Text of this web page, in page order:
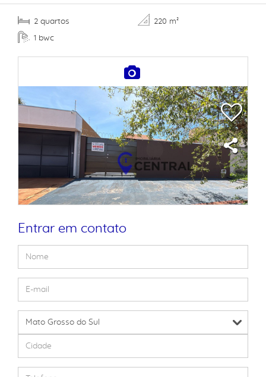
2 quartos
1 bwc
220 m²
Entrar em contato